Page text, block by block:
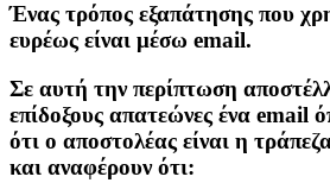
Ένας τρόπος εξαπάτησης που
ευρέως είναι μέσω email.
Σε αυτή την περίπτωση
επίδοξους απατεώνες ένα email
ότι ο αποστολέας είναι η
και αναφέρουν ότι: